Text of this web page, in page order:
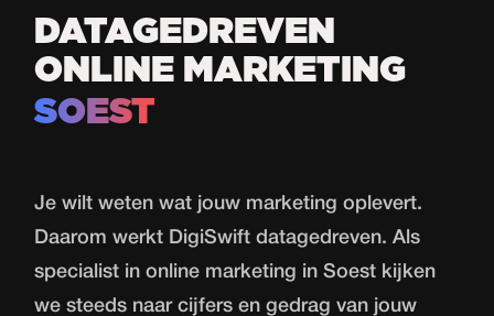
DATAGEDREVEN
ONLINE MARKETING
SOEST
Je wilt weten wat jouw marketing oplevert.
Daarom werkt DigiSwift datagedreven. Als
specialist in online marketing in Soest kijken
we steeds naar cijfers en gedrag van jouw